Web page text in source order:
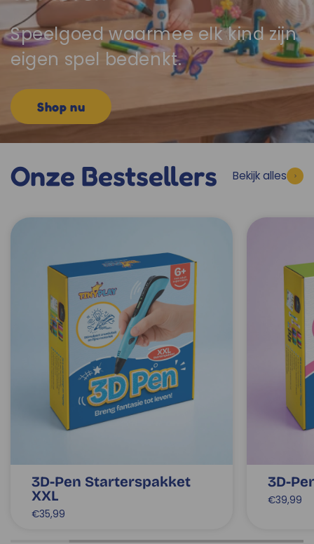
Speelgoed waarmee elk kind zijn
eigen spel bedenkt.
Shop nu
Onze Bestsellers Bekijk alles
3D-Pen Starterspakket
XXL
€35,99
3D-
€39,99